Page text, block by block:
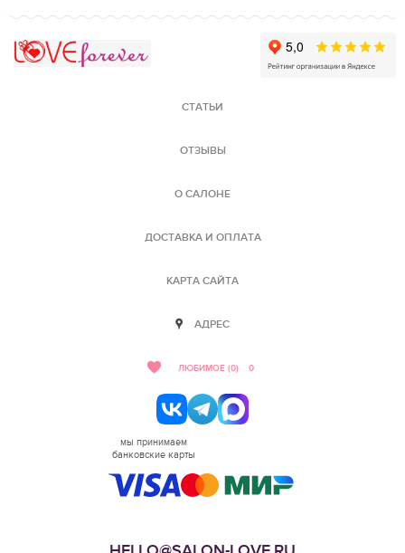
СТАТЬИ
ОТЗЫВЫ
О САЛОНЕ
ДОСТАВКА И ОПЛАТА
КАРТА САЙТА
АДРЕС
ЛЮБИМОЕ (0) 0
мы принимаем
банковские карты